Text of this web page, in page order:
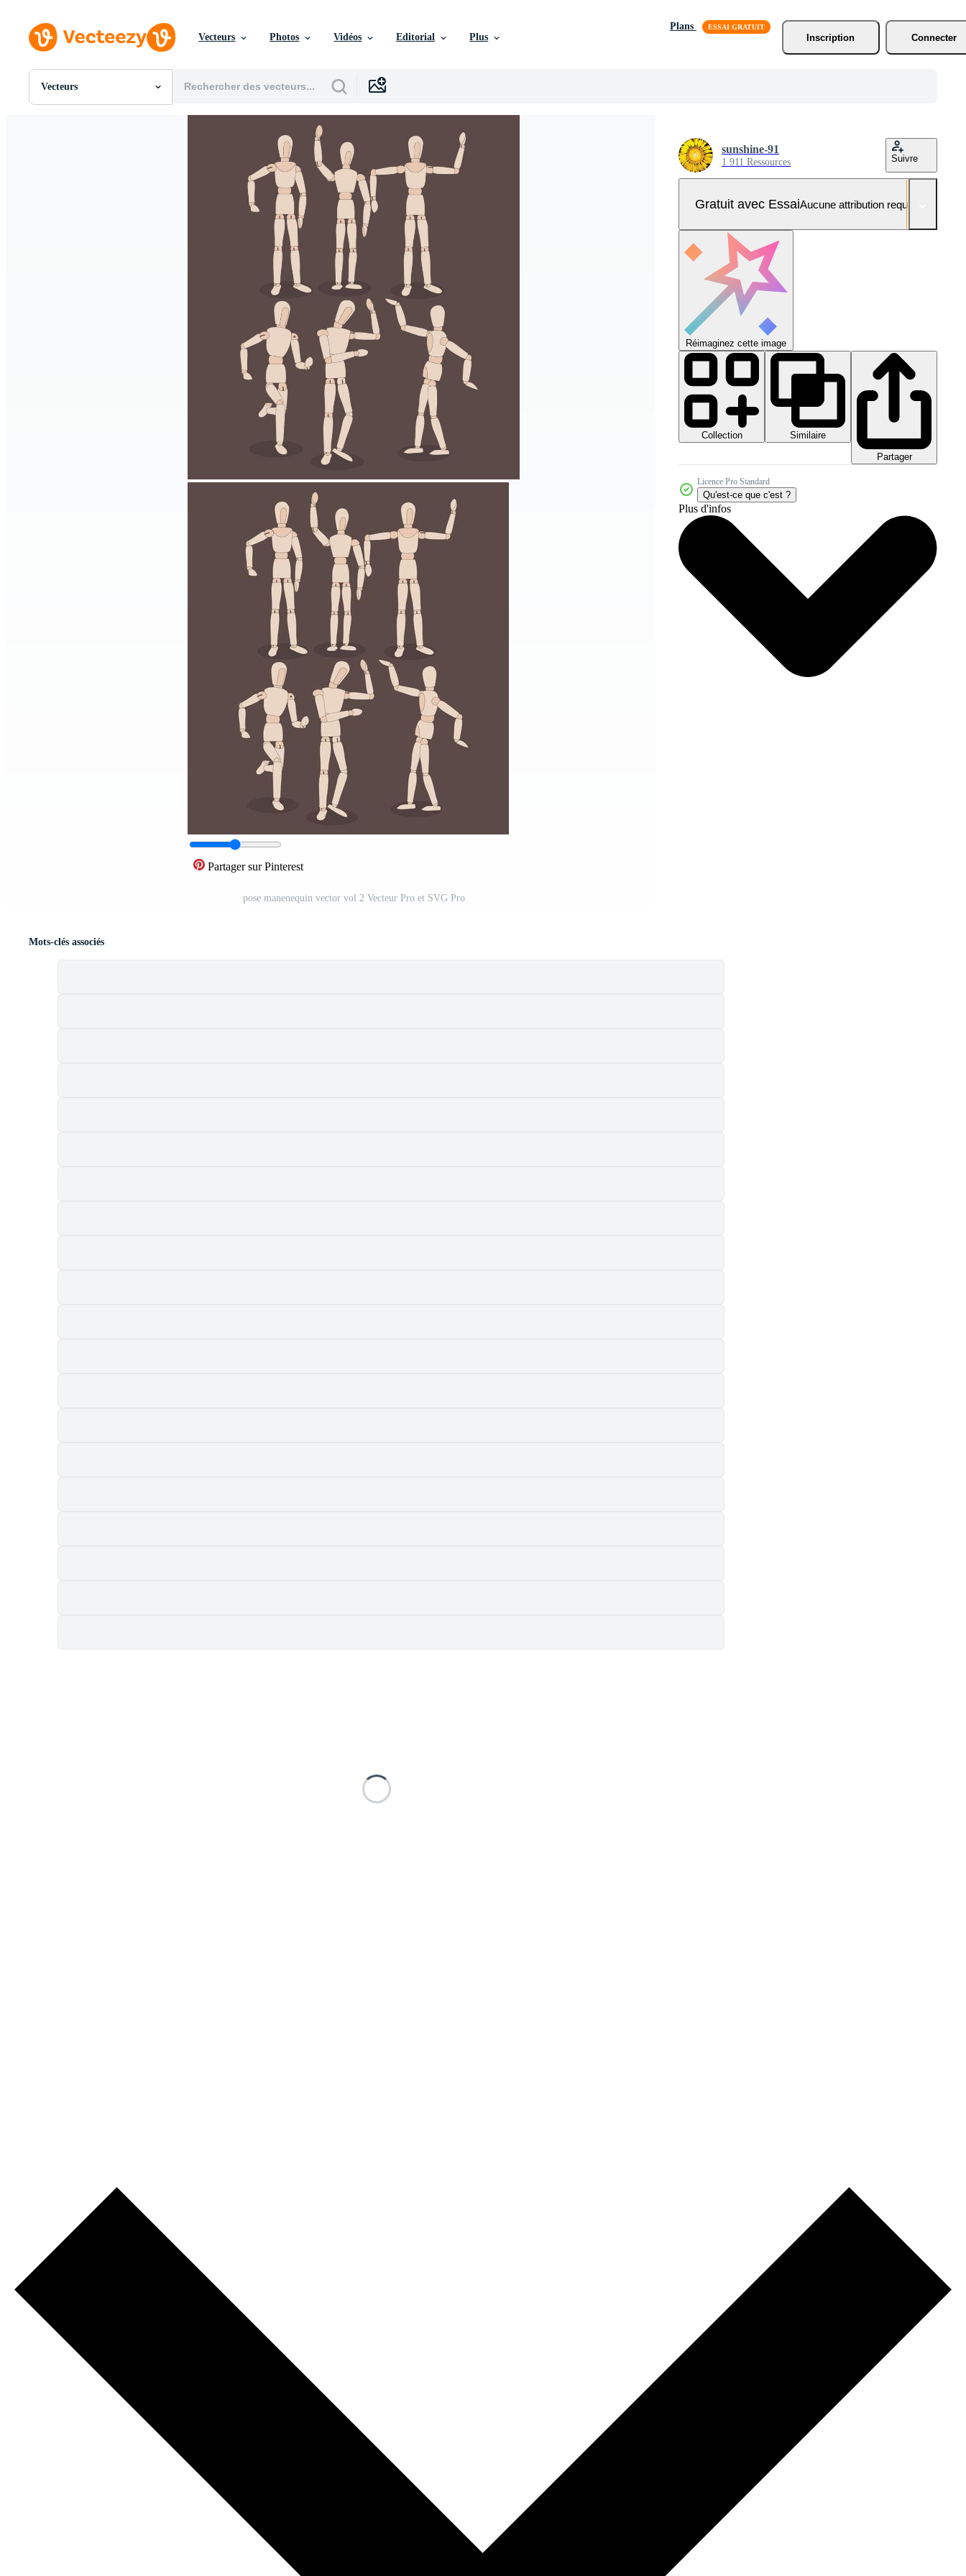
Vecteurs Photos Vidéos Editorial Plus
Plans
Inscription
Connecter
Vecteurs
Toutes Images
Partager sur Pinterest
pose manenequin vector vol 2 Vecteur Pro et SVG Pro
sunshine-91
1 911 Ressources Suivre
Gratuit avec EssaiAucune attribution requise
Réimaginez cette image
Collection
Similaire
Partager
Licence Pro Standard
Qu'est-ce que c'est ?
Plus d'infos
Mots-clés associés